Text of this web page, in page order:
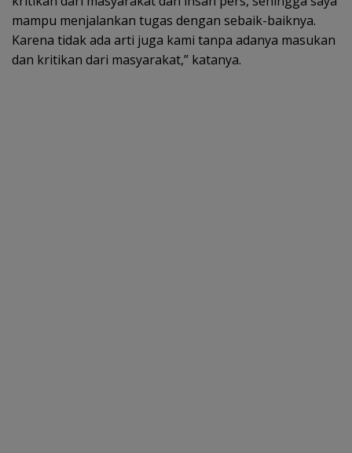
mampu menjalankan tugas dengan sebaik-baiknya.
Karena tidak ada arti juga kami tanpa adanya masukan
dan kritikan dari masyarakat,” katanya.